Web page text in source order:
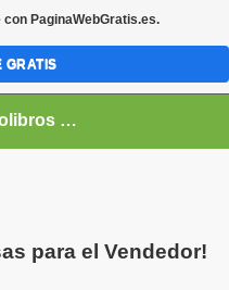
Libros y Audiolibros Para emprendedores
para el Vendedor!
con PaginaWebGratis.es.
GRATIS